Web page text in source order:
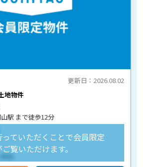
地物件
更新日：2026.08.02
駅 まで徒歩12分
ていただくことで会員限定
覧いただけます。
報